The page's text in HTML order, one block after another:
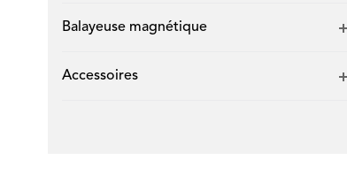
Balayeuse magnétique
Accessoires